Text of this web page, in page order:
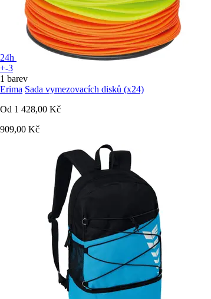
24h
+-3
1 barev
Erima Sada vymezovacích disků (x24)
Od 1 428,00 Kč
909,00 Kč